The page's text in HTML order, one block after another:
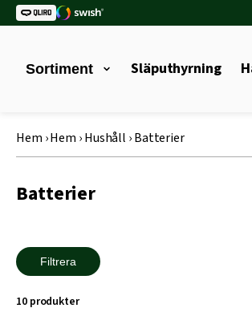
Sortiment Släputhyrning
Hem ›Hem ›Hushåll ›Batterier
Batterier
Filtrera
10 produkter